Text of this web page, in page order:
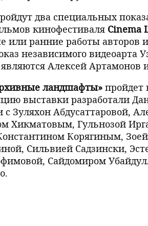
два специальных
кинофестиваля Cinema
ранние работы авторов
независимого видеоарта
Алексей Артамонов
ландшафты» пройдет
выставки разработали
Зуляхон Абдусаттаровой,
Хикматовым, Гульнозой
Корягиным,
Сильвией Садзински,
Сайдомиром